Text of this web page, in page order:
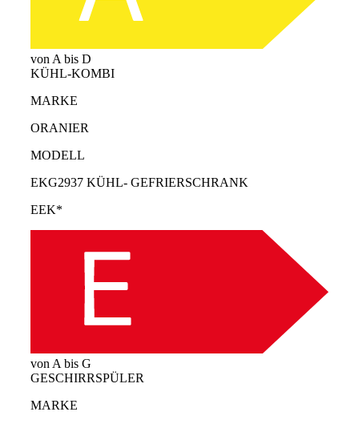
von A bis D
KÜHL-KOMBI
MARKE
ORANIER
MODELL
EKG2937 KÜHL- GEFRIERSCHRANK
EEK*
von A bis G
GESCHIRRSPÜLER
MARKE